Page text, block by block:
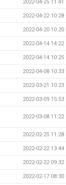
2022-04-25 11:41
2022-04-22 10:28
2022-04-20 10:20
2022-04-14 14:22
2022-04-14 10:25
2022-04-08 10:33
2022-03-21 10:23
2022-03-09 15:53
2022-03-08 11:22
2022-02-25 11:28
2022-02-22 13:44
2022-02-22 09:32
2022-02-17 08:30